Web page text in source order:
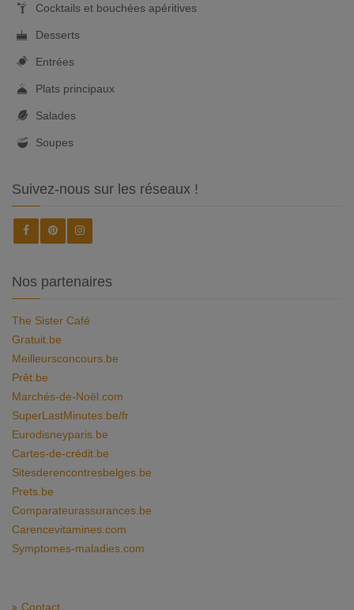
Cocktails et bouchées apéritives
Desserts
Entrées
Plats principaux
Salades
Soupes
Suivez-nous sur les réseaux !
Nos partenaires
The Sister Café
Gratuit.be
Meilleursconcours.be
Prêt.be
Marchés-de-Noël.com
SuperLastMinutes.be/fr
Eurodisneyparis.be
Cartes-de-crédit.be
Sitesderencontresbelges.be
Prets.be
Comparateurassurances.be
Carencevitamines.com
Symptomes-maladies.com
Contact